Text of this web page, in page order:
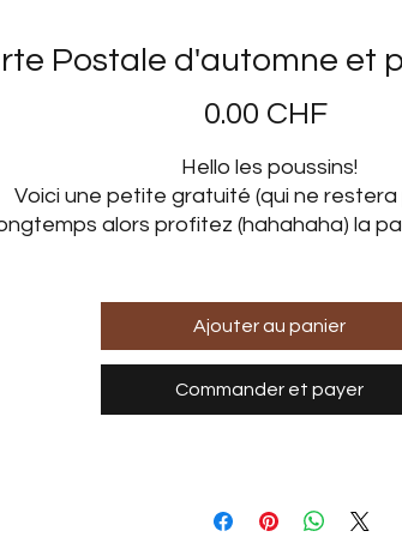
Postale d'automne et
0.00 CHFPrix
Hello les poussins!
Voici une petite gratuité (qui ne
alors profitez (hahahaha) la
des becs
Ajouter au panier
Commander et payer